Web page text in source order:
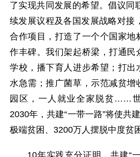
了实现共同发展的希望。倡议同
续发展议程及各国发展战略对接
合作项目，打造了一个个国家地
作丰碑。我们架起桥梁，打通民
学校，播下育人进步希望；打出
水急需；推广菌草，示范减贫增
园区，一人就业全家脱贫……
2030年，共建“一带一路”将使共
极端贫困、3200万人摆脱中度贫